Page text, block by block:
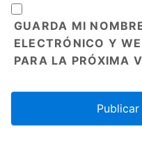
GUARDA MI
ELECTRÓNICO Y
PARA LA PRÓXIMA